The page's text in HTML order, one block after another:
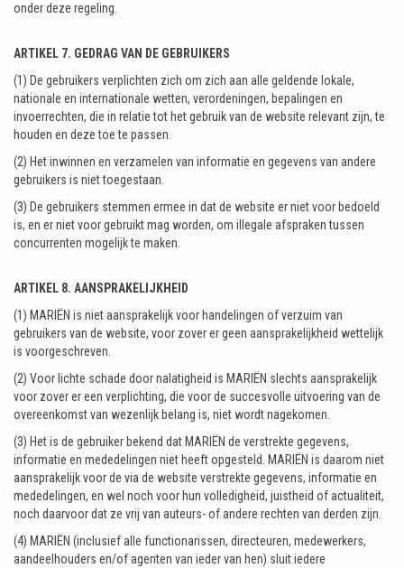
onder deze regeling.
ARTIKEL 7. GEDRAG VAN DE GEBRUIKERS
(1) De gebruikers verplichten zich om zich aan alle geldende lokale,
nationale en internationale wetten, verordeningen, bepalingen en
invoerrechten, die in relatie tot het gebruik van de website relevant zijn, te
houden en deze toe te passen.
(2) Het inwinnen en verzamelen van informatie en gegevens van andere
gebruikers is niet toegestaan.
(3) De gebruikers stemmen ermee in dat de website er niet voor bedoeld
is, en er niet voor gebruikt mag worden, om illegale afspraken tussen
concurrenten mogelijk te maken.
ARTIKEL 8. AANSPRAKELIJKHEID
(1) MARIËN is niet aansprakelijk voor handelingen of verzuim van
gebruikers van de website, voor zover er geen aansprakelijkheid wettelijk
is voorgeschreven.
(2) Voor lichte schade door nalatigheid is MARIËN slechts aansprakelijk
voor zover er een verplichting, die voor de succesvolle uitvoering van de
overeenkomst van wezenlijk belang is, niet wordt nagekomen.
(3) Het is de gebruiker bekend dat MARIËN de verstrekte gegevens,
informatie en mededelingen niet heeft opgesteld. MARIËN is daarom niet
aansprakelijk voor de via de website verstrekte gegevens, informatie en
mededelingen, en wel noch voor hun volledigheid, juistheid of actualiteit,
noch daarvoor dat ze vrij van auteurs- of andere rechten van derden zijn.
(4) MARIËN (inclusief alle functionarissen, directeuren, medewerkers,
aandeelhouders en/of agenten van ieder van hen) sluit iedere